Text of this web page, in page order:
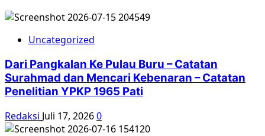
Uncategorized
Dari Pangkalan Ke Pulau Buru – Catatan
Surahmad dan Mencari Kebenaran – Catatan
Penelitian YPKP 1965 Pati
Redaksi Juli 17, 20260